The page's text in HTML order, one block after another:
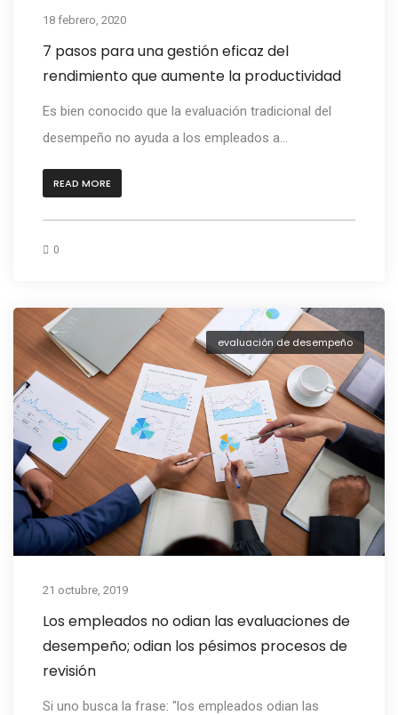
18 febrero, 2020
7 pasos para una gestión eficaz del
rendimiento que aumente la productividad
Es bien conocido que la evaluación tradicional del
desempeño no ayuda a los empleados a...
READ MORE
0
evaluación de desempeño
21 octubre, 2019
Los empleados no odian las evaluaciones de
desempeño; odian los pésimos procesos de
revisión
Si uno busca la frase: "los empleados odian las